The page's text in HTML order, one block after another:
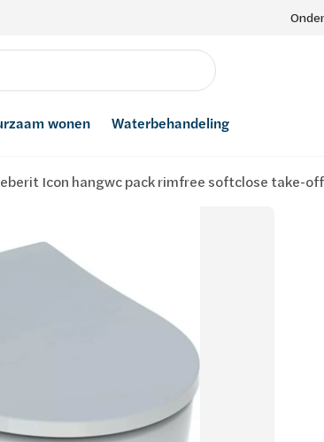
wonen Waterbehandeling
Icon hangwc pack rimfree softclose take-off